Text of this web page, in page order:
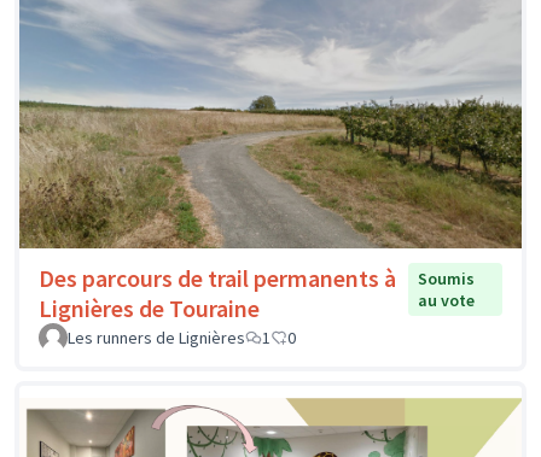
Des parcours de trail permanents à
Lignières de Touraine
Soumis
au vote
Les runners de Lignières
1 0